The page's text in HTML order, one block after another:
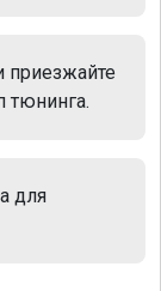
приезжайте
тюнинга.
для